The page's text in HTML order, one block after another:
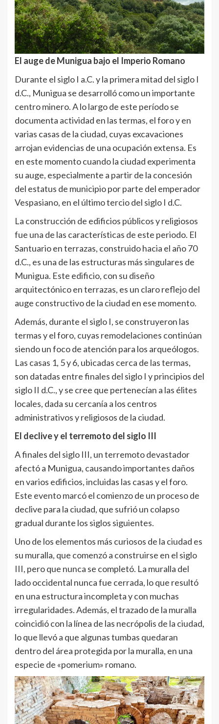
El auge de Munigua bajo el Imperio Romano
Durante el siglo I a.C. y la primera mitad del siglo I
d.C., Munigua se desarrolló como un importante
centro minero. A lo largo de este período se
documenta actividad en las termas, el foro y en
varias casas de la ciudad, cuyas excavaciones
arrojan evidencias de una ocupación extensa. Es
en este momento cuando la ciudad experimenta
su auge, especialmente a partir de la concesión
del estatus de municipio por parte del emperador
Vespasiano, en el último tercio del siglo I d.C.
La construcción de edificios públicos y religiosos
fue una de las características de este periodo. El
Santuario en terrazas, construido hacia el año 70
d.C., es una de las estructuras más singulares de
Munigua. Este edificio, con su diseño
arquitectónico en terrazas, es un claro reflejo del
auge constructivo de la ciudad en ese momento.
Además, durante el siglo I, se construyeron las
termas y el foro, cuyas remodelaciones continúan
siendo un foco de atención para los arqueólogos.
Las casas 1, 5 y 6, ubicadas cerca de las termas,
son datadas entre finales del siglo I y principios del
siglo II d.C., y se cree que pertenecían a las élites
locales, dada su cercanía a los centros
administrativos y religiosos de la ciudad.
El declive y el terremoto del siglo III
A finales del siglo III, un terremoto devastador
afectó a Munigua, causando importantes daños
en varios edificios, incluidas las casas y el foro.
Este evento marcó el comienzo de un proceso de
declive para la ciudad, que sufrió un colapso
gradual durante los siglos siguientes.
Uno de los elementos más curiosos de la ciudad es
su muralla, que comenzó a construirse en el siglo
III, pero que nunca se completó. La muralla del
lado occidental nunca fue cerrada, lo que resultó
en una estructura incompleta y con muchas
irregularidades. Además, el trazado de la muralla
coincidió con la línea de las necrópolis de la ciudad,
lo que llevó a que algunas tumbas quedaran
dentro del área protegida por la muralla, en una
especie de «pomerium» romano.